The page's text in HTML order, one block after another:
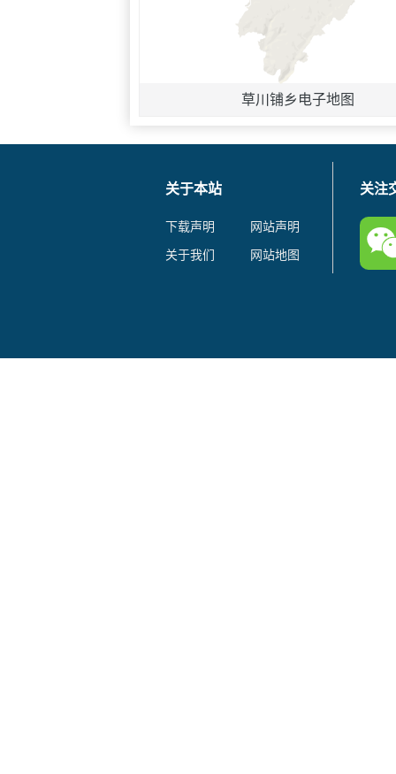
草川铺乡电子地图
关于本站
下载声明
网站声明
关于我们
网站地图
关注